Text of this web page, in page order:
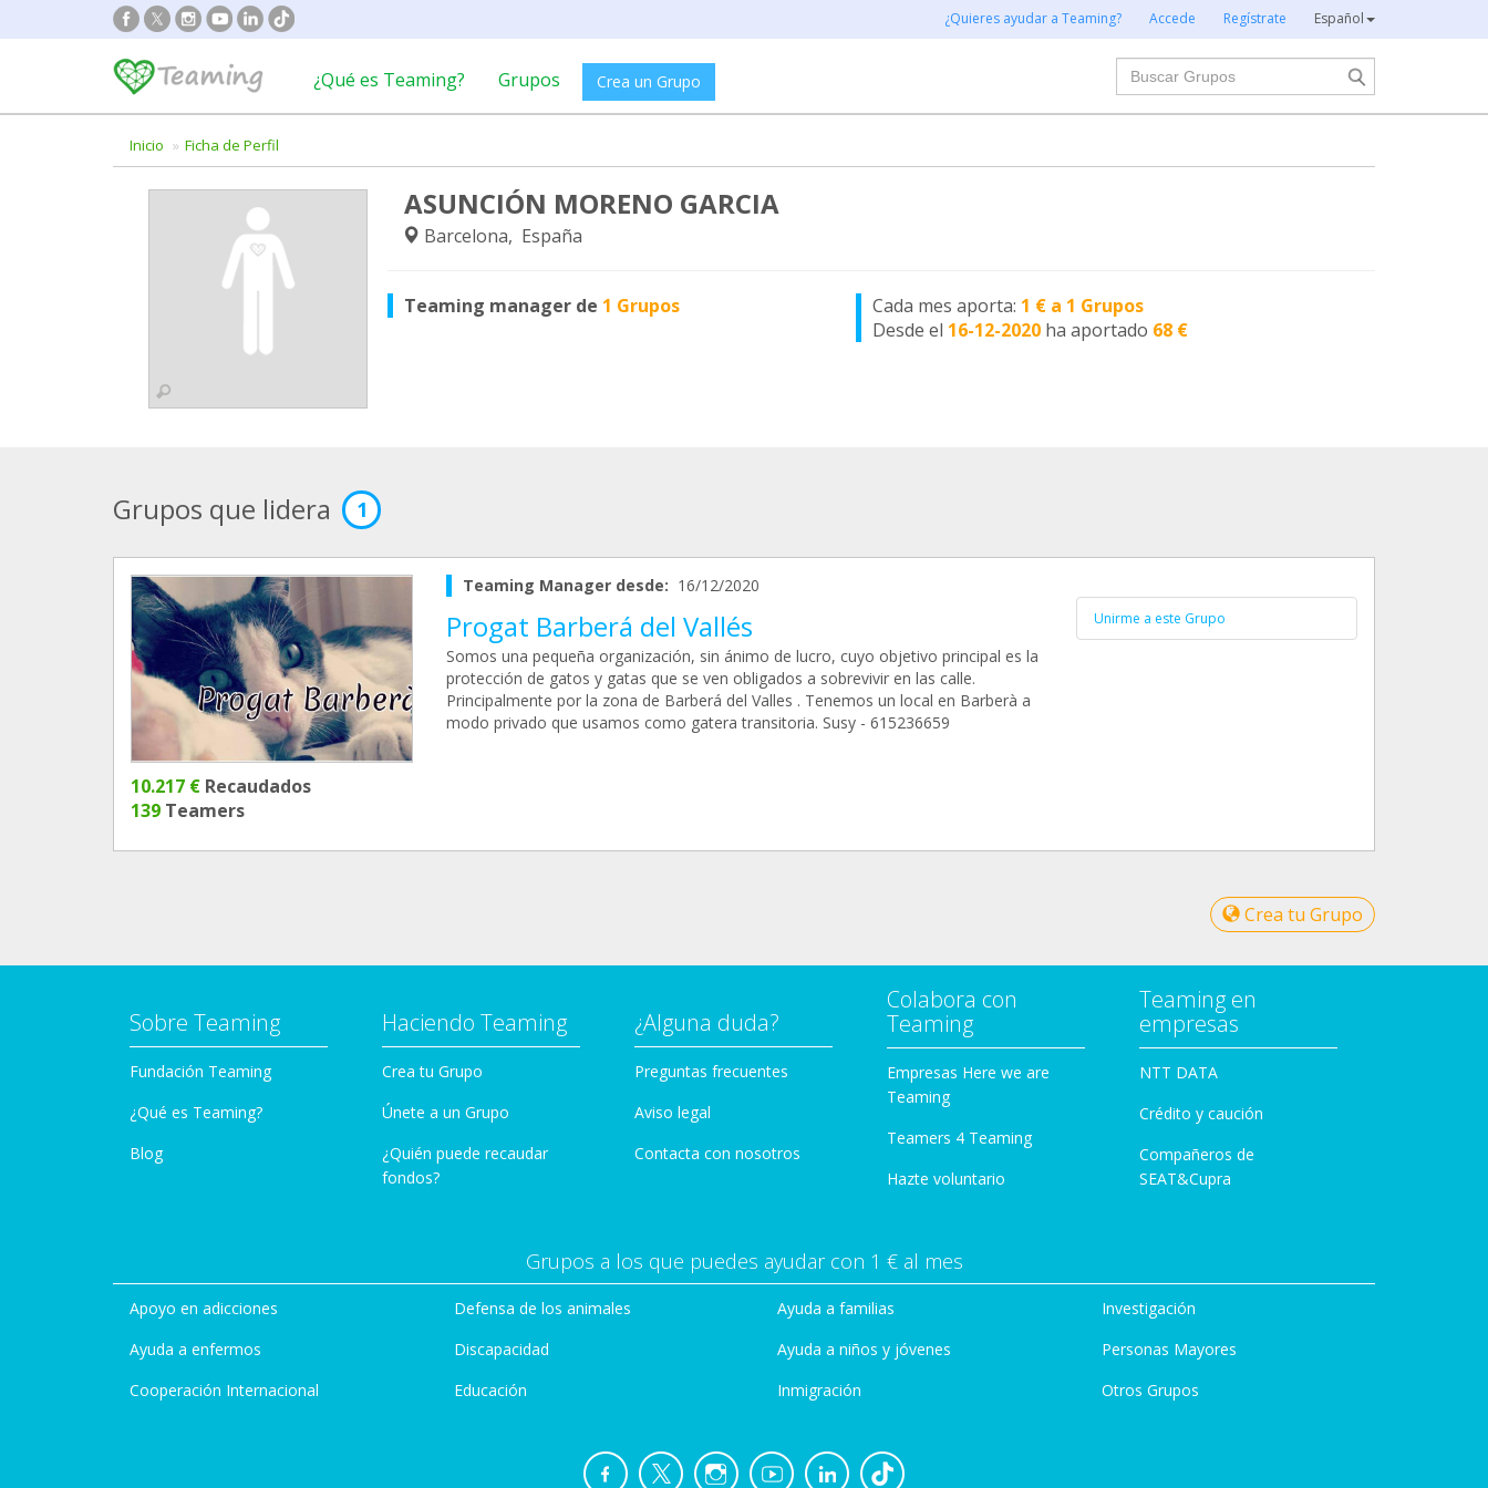
¿Quieres ayudar a Teaming? Accede Regístrate Español
¿Qué es Teaming? Grupos Crea un Grupo
Buscar
Inicio Ficha de Perfil
ASUNCIÓN MORENO GARCIA
Barcelona, España
Teaming manager de 1 Grupos Cada mes aporta: 1 € a 1 Grupos
Desde el 16-12-2020 ha aportado 68 €
Grupos que lidera 1
10.217 € Recaudados
139 Teamers
Teaming Manager desde: 16/12/2020
Progat Barberá del Vallés
Somos una pequeña organización, sin ánimo de lucro, cuyo objetivo principal es la
protección de gatos y gatas que se ven obligados a sobrevivir en las calle.
Principalmente por la zona de Barberá del Valles . Tenemos un local en Barberà a
modo privado que usamos como gatera transitoria. Susy - 615236659
Unirme a este Grupo
Crea tu Grupo
Sobre Teaming
Fundación Teaming
¿Qué es Teaming?
Blog
Haciendo Teaming
Crea tu Grupo
Únete a un Grupo
¿Quién puede recaudar
fondos?
¿Alguna duda?
Preguntas frecuentes
Aviso legal
Contacta con nosotros
Colabora con
Teaming
Empresas Here we are
Teaming
Teamers 4 Teaming
Hazte voluntario
Teaming en
empresas
NTT DATA
Crédito y caución
Compañeros de
SEAT&Cupra
Grupos a los que puedes ayudar con 1 € al mes
Apoyo en adicciones
Ayuda a enfermos
Cooperación Internacional
Defensa de los animales
Discapacidad
Educación
Ayuda a familias
Ayuda a niños y jóvenes
Inmigración
Investigación
Personas Mayores
Otros Grupos